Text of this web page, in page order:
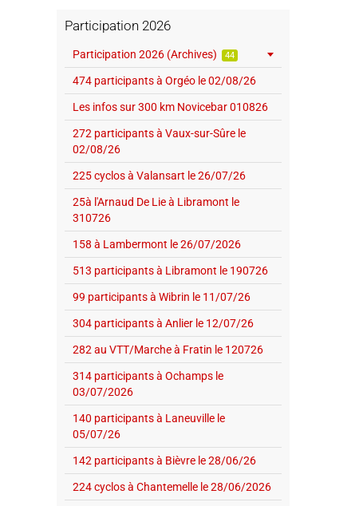
Participation 2026
Participation 2026 (Archives) 44
474 participants à Orgéo le 02/08/26
Les infos sur 300 km Novicebar 010826
272 participants à Vaux-sur-Sûre le
02/08/26
225 cyclos à Valansart le 26/07/26
25à l'Arnaud De Lie à Libramont le
310726
158 à Lambermont le 26/07/2026
513 participants à Libramont le 190726
99 participants à Wibrin le 11/07/26
304 participants à Anlier le 12/07/26
282 au VTT/Marche à Fratin le 120726
314 participants à Ochamps le
03/07/2026
140 participants à Laneuville le
05/07/26
142 participants à Bièvre le 28/06/26
224 cyclos à Chantemelle le 28/06/2026